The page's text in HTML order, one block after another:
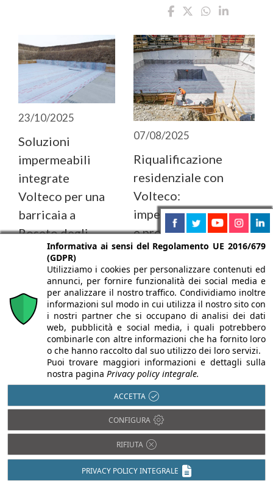
23/10/2025
Soluzioni
impermeabili
integrate
Volteco per una
barricaia a
Roseto degli
Abruzzi
A cura di:Laura
Murgia
A Roseto degli
Abruzzi è stata
realizzata una
barricaia per una
storica azienda
vitivinicola. Il
07/08/2025
Riqualificazione
residenziale con
Volteco:
impermeabilizzazione
e protezione dal
radon
A cura di:Laura Murgia
A Milano, un intervento di
riqualificazione urbana ha
richiesto l’adozione di
soluzioni avanzate in
ambito
impermeabilizzazione ...
Informativa ai sensi del Regolamento UE 2016/679
(GDPR)
Utilizziamo i cookies per personalizzare contenuti ed
annunci, per fornire funzionalità dei social media e
per analizzare il nostro traffico. Condividiamo inoltre
informazioni sul modo in cui utilizza il nostro sito con
i nostri partner che si occupano di analisi dei dati
web, pubblicità e social media, i quali potrebbero
combinarle con altre informazioni che ha fornito loro
o che hanno raccolto dal suo utilizzo dei loro servizi.
Puoi trovare maggiori informazioni e dettagli sulla
nostra pagina Privacy policy integrale.
ACCETTA
CONFIGURA
RIFIUTA
PRIVACY POLICY INTEGRALE